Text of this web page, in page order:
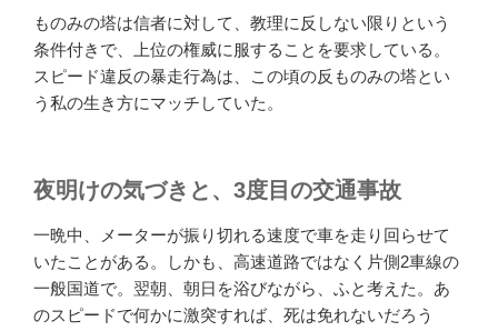
ものみの塔は信者に対して、教理に反しない限りという
条件付きで、上位の権威に服することを要求している。
スピード違反の暴走行為は、この頃の反ものみの塔とい
う私の生き方にマッチしていた。
夜明けの気づきと、3度目の交通事故
一晩中、メーターが振り切れる速度で車を走り回らせて
いたことがある。しかも、高速道路ではなく片側2車線の
一般国道で。翌朝、朝日を浴びながら、ふと考えた。あ
のスピードで何かに激突すれば、死は免れないだろう